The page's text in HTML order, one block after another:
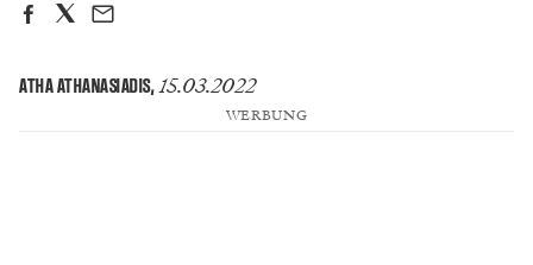
ATHA ATHANASIADIS, 15.03.2022
WERBUNG